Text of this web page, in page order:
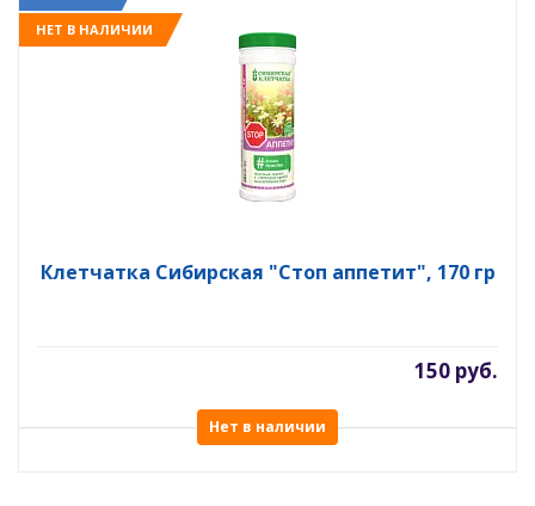
НЕТ В НАЛИЧИИ
Клетчатка Сибирская "Стоп аппетит", 170 гр
150 руб.
Нет в наличии